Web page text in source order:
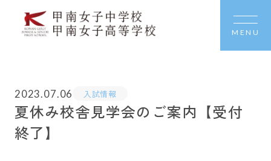
MENU
2023.07.06 入試情報
夏休み校舎見学会のご案内【受付
終了】